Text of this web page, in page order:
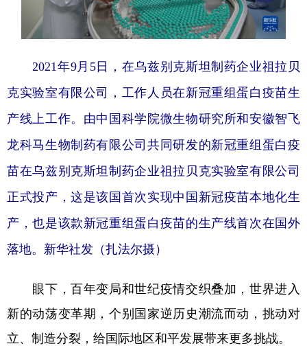
2021年9月5日，在乌兹别克斯坦制药企业祖拉贝
克实验室有限公司，工作人员在新冠重组蛋白疫苗生
产线上工作。由中国科学院微生物研究所和安徽智飞
龙科马生物制药有限公司共同研发的新冠重组蛋白疫
苗在乌兹别克斯坦制药企业祖拉贝克实验室有限公司
正式投产，这是该国首次实现中国新冠疫苗本地化生
产，也是该款新冠重组蛋白疫苗的生产线首次在国外
落地。新华社发（扎法尔摄）
眼下，百年变局和世纪疫情交织叠加，世界进入
新的动荡变革期，个别国家逆历史潮流而动，挑动对
立、制造分裂，给国际地区和平发展带来更多挑战。